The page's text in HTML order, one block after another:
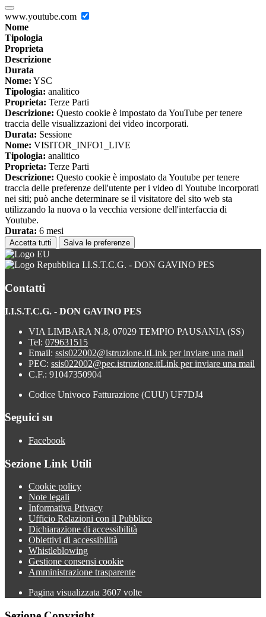
www.youtube.com
Nome
Tipologia
Proprieta
Descrizione
Durata
Nome: YSC
Tipologia: analitico
Proprieta: Terze Parti
Descrizione: Questo cookie è impostato da YouTube per tenere
traccia delle visualizzazioni dei video incorporati.
Durata: Sessione
Nome: VISITOR_INFO1_LIVE
Tipologia: analitico
Proprieta: Terze Parti
Descrizione: Questo cookie è impostato da Youtube per tenere
traccia delle preferenze dell'utente per i video di Youtube incorporati
nei siti; può anche determinare se il visitatore del sito web sta
utilizzando la nuova o la vecchia versione dell'interfaccia di
Youtube.
Durata: 6 mesi
Accetta tutti Salva le preferenze
I.I.S.T.C.G. - DON GAVINO PES
Contatti
I.I.S.T.C.G. - DON GAVINO PES
VIA LIMBARA N.8, 07029 TEMPIO PAUSANIA (SS)
Tel: 079631515
Email: ssis022002@istruzione.itLink per inviare una mail
PEC: ssis022002@pec.istruzione.itLink per inviare una mail
C.F.: 91047350904
Codice Univoco Fatturazione (CUU) UF7DJ4
Seguici su
Facebook
Sezione Link Utili
Cookie policy
Note legali
Informativa Privacy
Ufficio Relazioni con il Pubblico
Dichiarazione di accessibilità
Obiettivi di accessibilità
Whistleblowing
Gestione consensi cookie
Amministrazione trasparente
Pagina visualizzata 3607 volte